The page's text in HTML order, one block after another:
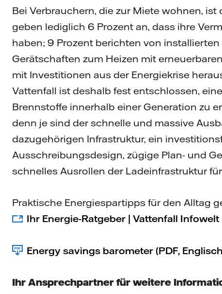
Bei Verbrauchern, die zur Miete wohnen,
geben lediglich 6 Prozent an, dass ihre
haben; 9 Prozent berichten von
Gerätschaften zum Heizen mit
mit Investitionen aus der Energiekrise
Vattenfall ist deshalb fest entschlossen,
Brennstoffe innerhalb einer Generation zu
denn je sind der schnelle und massive
dazugehörigen Infrastruktur, ein
Ausschreibungsdesign, zügige Plan- und
schnelles Ausrollen der Ladeinfrastruktur
Praktische Energiespartipps für den Alltag
Ihr Energie-Ratgeber | Vattenfall Infowelt
Energy savings barometer (PDF,
Ihr Ansprechpartner für weitere